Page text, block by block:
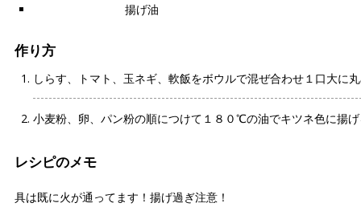
揚げ油
作り方
しらす、トマト、玉ネギ、軟飯をボウルで混ぜ合わせ１口大に
小麦粉、卵、パン粉の順につけて１８０℃の油でキツネ色に揚
レシピのメモ
具は既に火が通ってます！揚げ過ぎ注意！